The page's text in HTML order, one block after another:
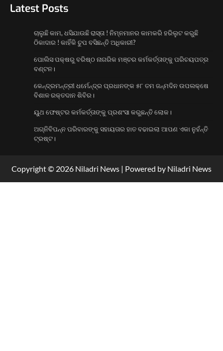
2
କେନ୍ଦ୍ରମନ୍ତ୍ରୀ ଧର୍ମେନ୍ଦ୍ର ପ୍ରଧାନଙ୍କ ୫୮ ତମ
ଜନ୍ମଦିନ ଉପଲକ୍ଷେ ବିଶାଳ ରକ୍ତଦାନ ଶିବିର।
ୟୁଥ ଫେଷ୍ଟର କର୍ମକର୍ତ୍ତାଙ୍କୁ ପ୍ରଶଂସା କରୁଛନ୍ତି
Latest Posts
ଚାଲୁଛି କାମ, ଧସିଯାଉଛି ରାସ୍ତା ! ନିମ୍ନମାନର କାମକରି ହରିଲୁଟ କରୁଛି
ଠିକାଦାର ! କାହିଁକି ଚୁପ ବସିଛନ୍ତି ଅଧିକାରୀ?
ପୋଲିସ ପକ୍ଷରୁ ବରିଷ୍ଠ ନାଗରିକ ମଞ୍ଚର କର୍ମକର୍ତ୍ତାଙ୍କୁ ପରିଚୟପତ୍ର
ବଣ୍ଟନ।
କେନ୍ଦ୍ରମନ୍ତ୍ରୀ ଧର୍ମେନ୍ଦ୍ର ପ୍ରଧାନଙ୍କ ୫୮ ତମ ଜନ୍ମଦିନ ଉପଲକ୍ଷେ
ବିଶାଳ ରକ୍ତଦାନ ଶିବିର।
ୟୁଥ ଫେଷ୍ଟର କର୍ମକର୍ତ୍ତାଙ୍କୁ ପ୍ରଶଂସା କରୁଛନ୍ତି ଲୋକ।
ଅଗ୍ନିବିପନ୍ନ ପରିବାରଙ୍କୁ ସହାୟତାର ହାତ ବଢାଇଲା ଆପଣ ଏକା ନୁହଁନ୍ତି
ଟ୍ରଷ୍ଟ।
Copyright © 2026 Niladri News | Powered by Niladri News